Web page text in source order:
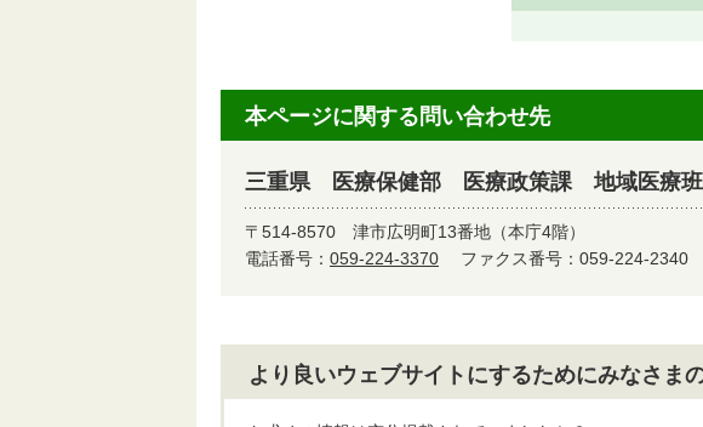
本ページに関する問い合わせ先
三重県 医療保健部 医療政策課 地域医療班
〒514-8570 津市広明町13番地（本庁4階）
電話番号： 059-224-3370 ファクス番号：059-224-2340
より良いウェブサイトにするためにみなさま